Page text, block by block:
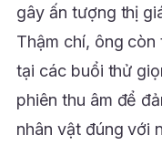
gây ấn tượng thị
Thậm chí, ông
tại các buổi thử
phiên thu âm để
nhân vật đúng với